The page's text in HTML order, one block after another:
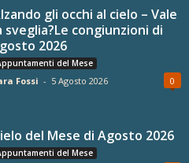
gli occhi al cielo – Vale
sveglia?Le congiunzioni di
2026
del Mese
Fossi - 5 Agosto 2026 0
del Mese di Agosto 2026
del Mese